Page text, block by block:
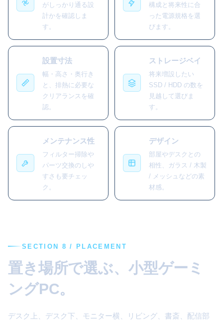
がしっかり通る設
計かを確認しま
す。
構成と将来性に合
った電源規格を選
びます。
設置寸法
幅・高さ・奥行き
と、排熱に必要な
クリアランスを確
認。
ストレージベイ
将来増設したい
SSD / HDD の数を
見越して選びま
す。
メンテナンス性
フィルター掃除や
パーツ交換のしや
すさも要チェッ
ク。
デザイン
部屋やデスクとの
相性、ガラス / 木製
/ メッシュなどの素
材感。
SECTION 8 / PLACEMENT
置き場所で選ぶ、小型ゲーミ
ングPC。
デスク上、デスク下、モニター横、リビング、書斎、配信部